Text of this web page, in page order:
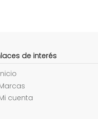
de interés
cuenta